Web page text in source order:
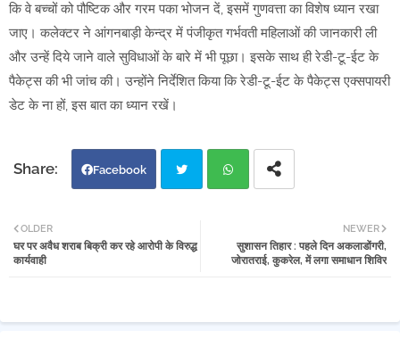
कि वे बच्चों को पौष्टिक और गरम पका भोजन दें, इसमें गुणवत्ता का विशेष ध्यान रखा
जाए। कलेक्टर ने आंगनबाड़ी केन्द्र में पंजीकृत गर्भवती महिलाओं की जानकारी ली
और उन्हें दिये जाने वाले सुविधाओं के बारे में भी पूछा। इसके साथ ही रेडी-टू-ईट के
पैकेट्स की भी जांच की। उन्होंने निर्देशित किया कि रेडी-टू-ईट के पैकेट्स एक्सपायरी
डेट के ना हों, इस बात का ध्यान रखें।
Facebook
tter atsa
NEWER
सुशासन तिहार : पहले दिन अकलाडोंगरी,
जोरातराई, कुकरेल, में लगा समाधान शिविर
OLDER
घर पर अवैध शराब बिक्री कर रहे आरोपी के विरुद्ध
कार्यवाही